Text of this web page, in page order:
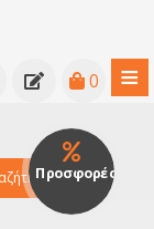
≡
0
Προσφορές